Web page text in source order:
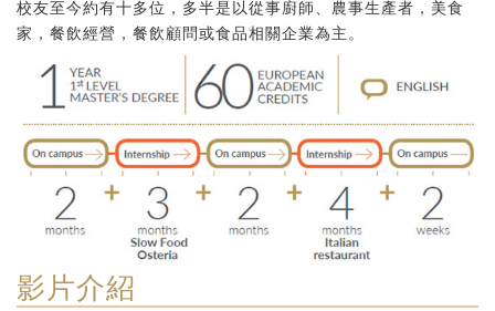
校友至今約有十多位，多半是以從事廚師、農事生產者，美食
家，餐飲經營，餐飲顧問或食品相關企業為主。
影片介紹